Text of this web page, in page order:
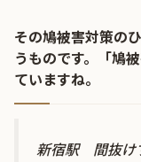
その鳩被害対策の
うものです。「鳩
ていますね。
新宿駅 間抜け